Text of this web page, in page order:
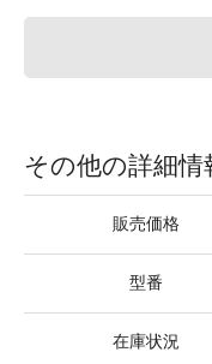
その他の詳細情
販売価格
型番
在庫状況